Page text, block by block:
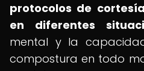
protocolos de
en diferentes
mental y la
compostura en todo